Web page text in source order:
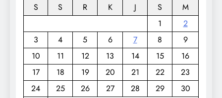
S
S R K J S
M
1
2
3
4 5 6 7 8
9
10
11 12 13 14 15
16
17
18 19 20 21 22
23
24
25 26 27 28 29
30